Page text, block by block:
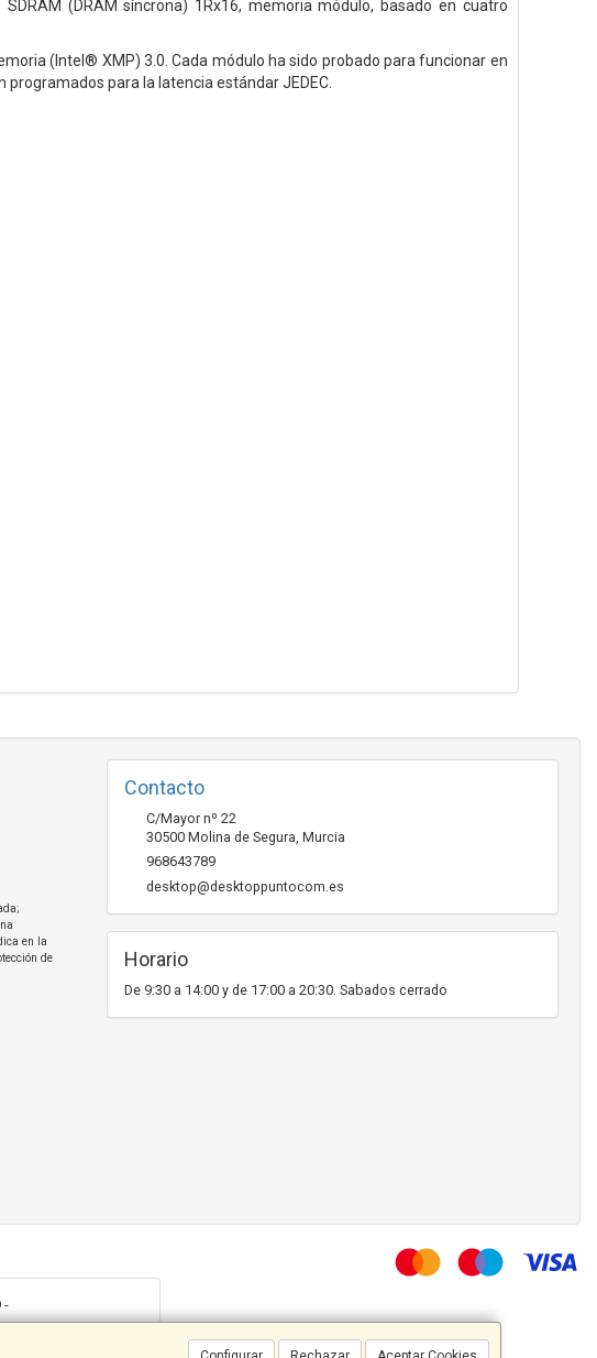
SDRAM (DRAM síncrona) 1Rx16, memoriamódulo, basado en cuatro
(Intel® XMP) 3.0. Cada módulo ha sido probado para funcionar en
programados para la latencia estándar JEDEC.
en la
de
Contacto
C/Mayor nº 22
30500 Molina de Segura, Murcia
968643789
desktop@desktoppuntocom.es
Horario
De 9:30 a 14:00 y de 17:00 a 20:30. Sabados cerrado
-